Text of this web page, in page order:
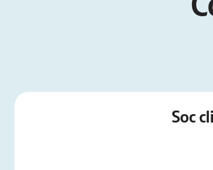
Soc